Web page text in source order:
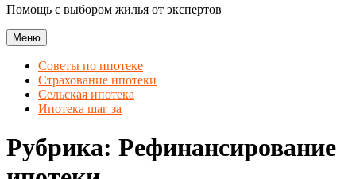
Помощь с выбором жилья от экспертов
Меню
Советы по ипотеке
Страхование ипотеки
Сельская ипотека
Ипотека шаг за
Рубрика: Рефинансирование